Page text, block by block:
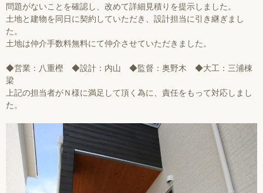
問題がないことを確認し、改めて詳細見積りを提示しました。
土地と建物を同日に契約していただき、設計担当に引き継ぎまし
た。
土地は仲介手数料無料にて仲介させていただきました。
◆営業：八重樫 ◆設計：内山 ◆監督：奥野木 ◆大工：三浦棟
梁
上記の担当者がＮ様に満足して頂く為に、責任をもって対応しまし
た。